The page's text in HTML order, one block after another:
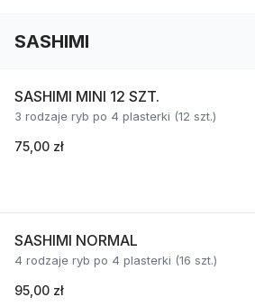
SASHIMI
SASHIMI MINI 12 SZT.
3 rodzaje ryb po 4 plasterki (12 szt.)
75,00 zł
SASHIMI NORMAL
4 rodzaje ryb po 4 plasterki (16 szt.)
95,00 zł